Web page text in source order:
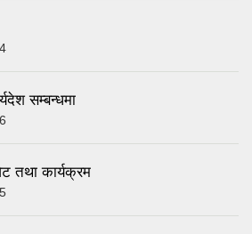
सम्बन्धमा
कार्यक्रम